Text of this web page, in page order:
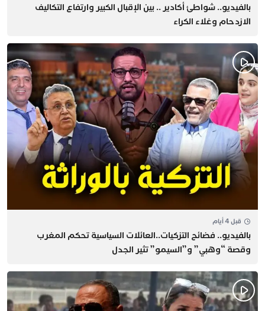
بالفيديو.. شواطئ أكادير .. بين الإقبال الكبير وارتفاع التكاليف
الازدحام وغلاء الكراء
قبل 4 أيام
بالفيديو.. فضائح التزكيات..العائلات السياسية تحكم المغرب
وقصة “وهبي” و”السيمو” تثير الجدل